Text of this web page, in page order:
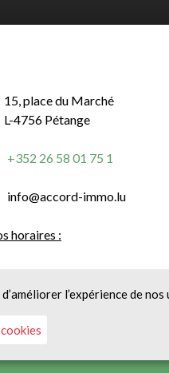
15, place du Marché
L-4756 Pétange
+352 26 58 01 75 1
info@accord-immo.lu
horaires :
l’expérience de